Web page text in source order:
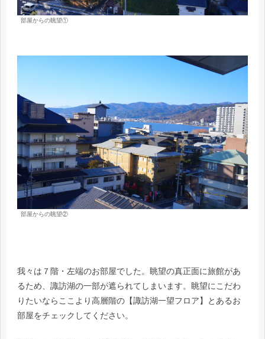
部屋からの眺望①
部屋からの眺望②
我々は７階・左端のお部屋でした。眺望の真正面に旅館があ
るため、諏訪湖の一部が遮られてしまいます。眺望にこだわ
りたいならここより高層階の【諏訪湖一望フロア】とあるお
部屋をチェックしてください。